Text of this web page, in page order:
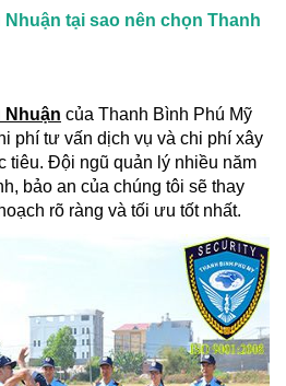
tại sao nên chọn Thanh
Nhuận của Thanh Bình Phú Mỹ
phí tư vấn dịch vụ và chi phí xây
tiêu. Đội ngũ quản lý nhiều năm
bảo an của chúng tôi sẽ thay
rõ ràng và tối ưu tốt nhất.